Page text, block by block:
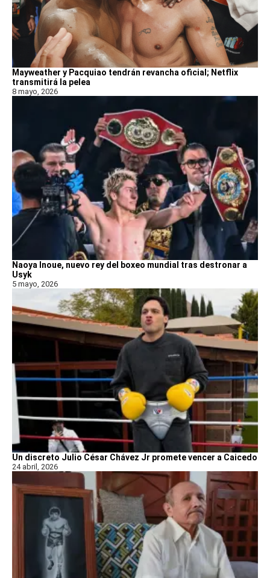
Mayweather y Pacquiao tendrán revancha oficial; Netflix
transmitirá la pelea
8 mayo, 2026
Naoya Inoue, nuevo rey del boxeo mundial tras destronar a
Usyk
5 mayo, 2026
Un discreto Julio César Chávez Jr promete vencer a Caicedo
24 abril, 2026